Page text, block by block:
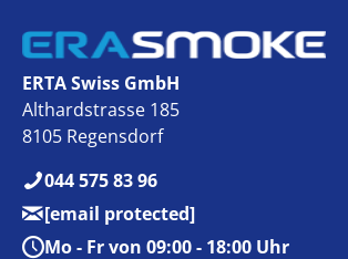
ERTA Swiss GmbH
Althardstrasse 185
8105 Regensdorf
044 575 83 96
[email protected]
Mo - Fr von 09:00 - 18:00 Uhr